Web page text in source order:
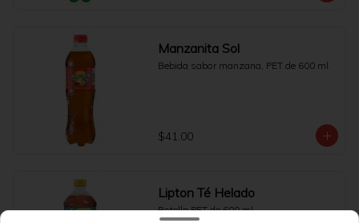
Manzanita Sol
Bebida sabor manzana, PET de 600 ml.
$41.00
Lipton Té Helado
Botella PET de 600 ml